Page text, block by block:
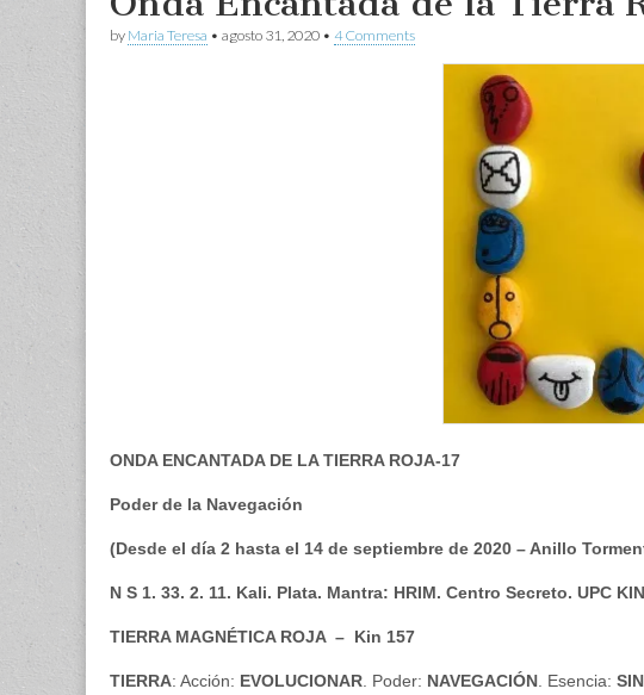
by Maria Teresa • agosto 31, 2020 • 4 Comments
ONDA ENCANTADA DE LA TIERRA ROJA-17
Poder de la Navegación
(Desde el día 2 hasta el 14 de septiembre de 2020 – Anillo
N S 1. 33. 2. 11. Kali. Plata. Mantra: HRIM. Centro Secreto. UPC
TIERRA MAGNÉTICA ROJA – Kin 157
TIERRA: Acción: EVOLUCIONAR . Poder: NAVEGACIÓN . Esencia: